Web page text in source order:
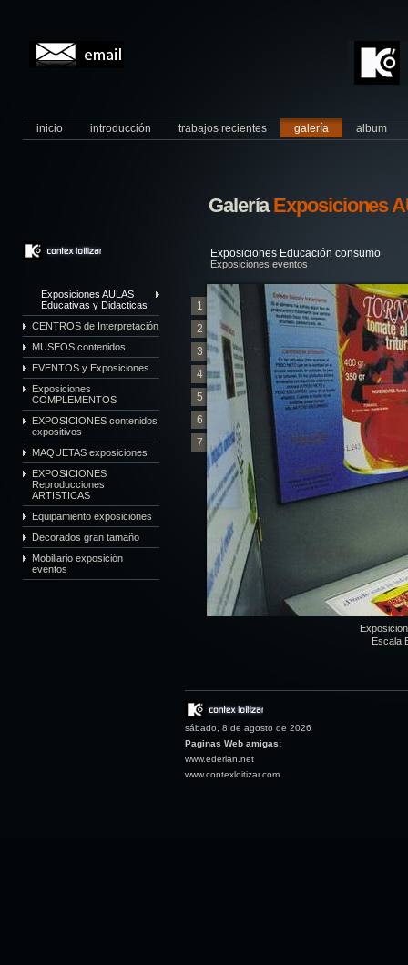
inicio introducción trabajos recientes galería album
Exposiciones AULAS
Educativas y Didacticas
CENTROS de Interpretación
MUSEOS contenidos
EVENTOS y Exposiciones
Exposiciones
COMPLEMENTOS
EXPOSICIONES contenidos
expositivos
MAQUETAS exposiciones
EXPOSICIONES
Reproducciones
ARTISTICAS
Equipamiento exposiciones
Decorados gran tamaño
Mobiliario exposición
eventos
GaleríaExposiciones
Exposiciones Educación consumo
Exposiciones eventos
1
2
3
4
5
6
7
Escala
sábado, 8 de agosto de 2026
Paginas Web amigas:
www.ederlan.net
www.contexloitizar.com